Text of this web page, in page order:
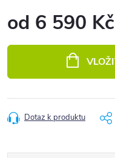
od 6 590 Kč
Dotaz k produktu